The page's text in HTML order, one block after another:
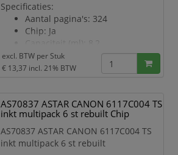
Specificaties:
Aantal pagina's: 324
Chip: Ja
Capaciteit (ml): 8,2
Kleur: Grijs
Geschikt voor printermodel:
excl. BTW per Stuk
€ 13,37 incl. 21% BTW
AS70837 ASTAR CANON 6117C004 TS
inkt multipack 6 st rebuilt Chip
AS70837 ASTAR CANON 6117C004 TS
inkt multipack 6 st rebuilt